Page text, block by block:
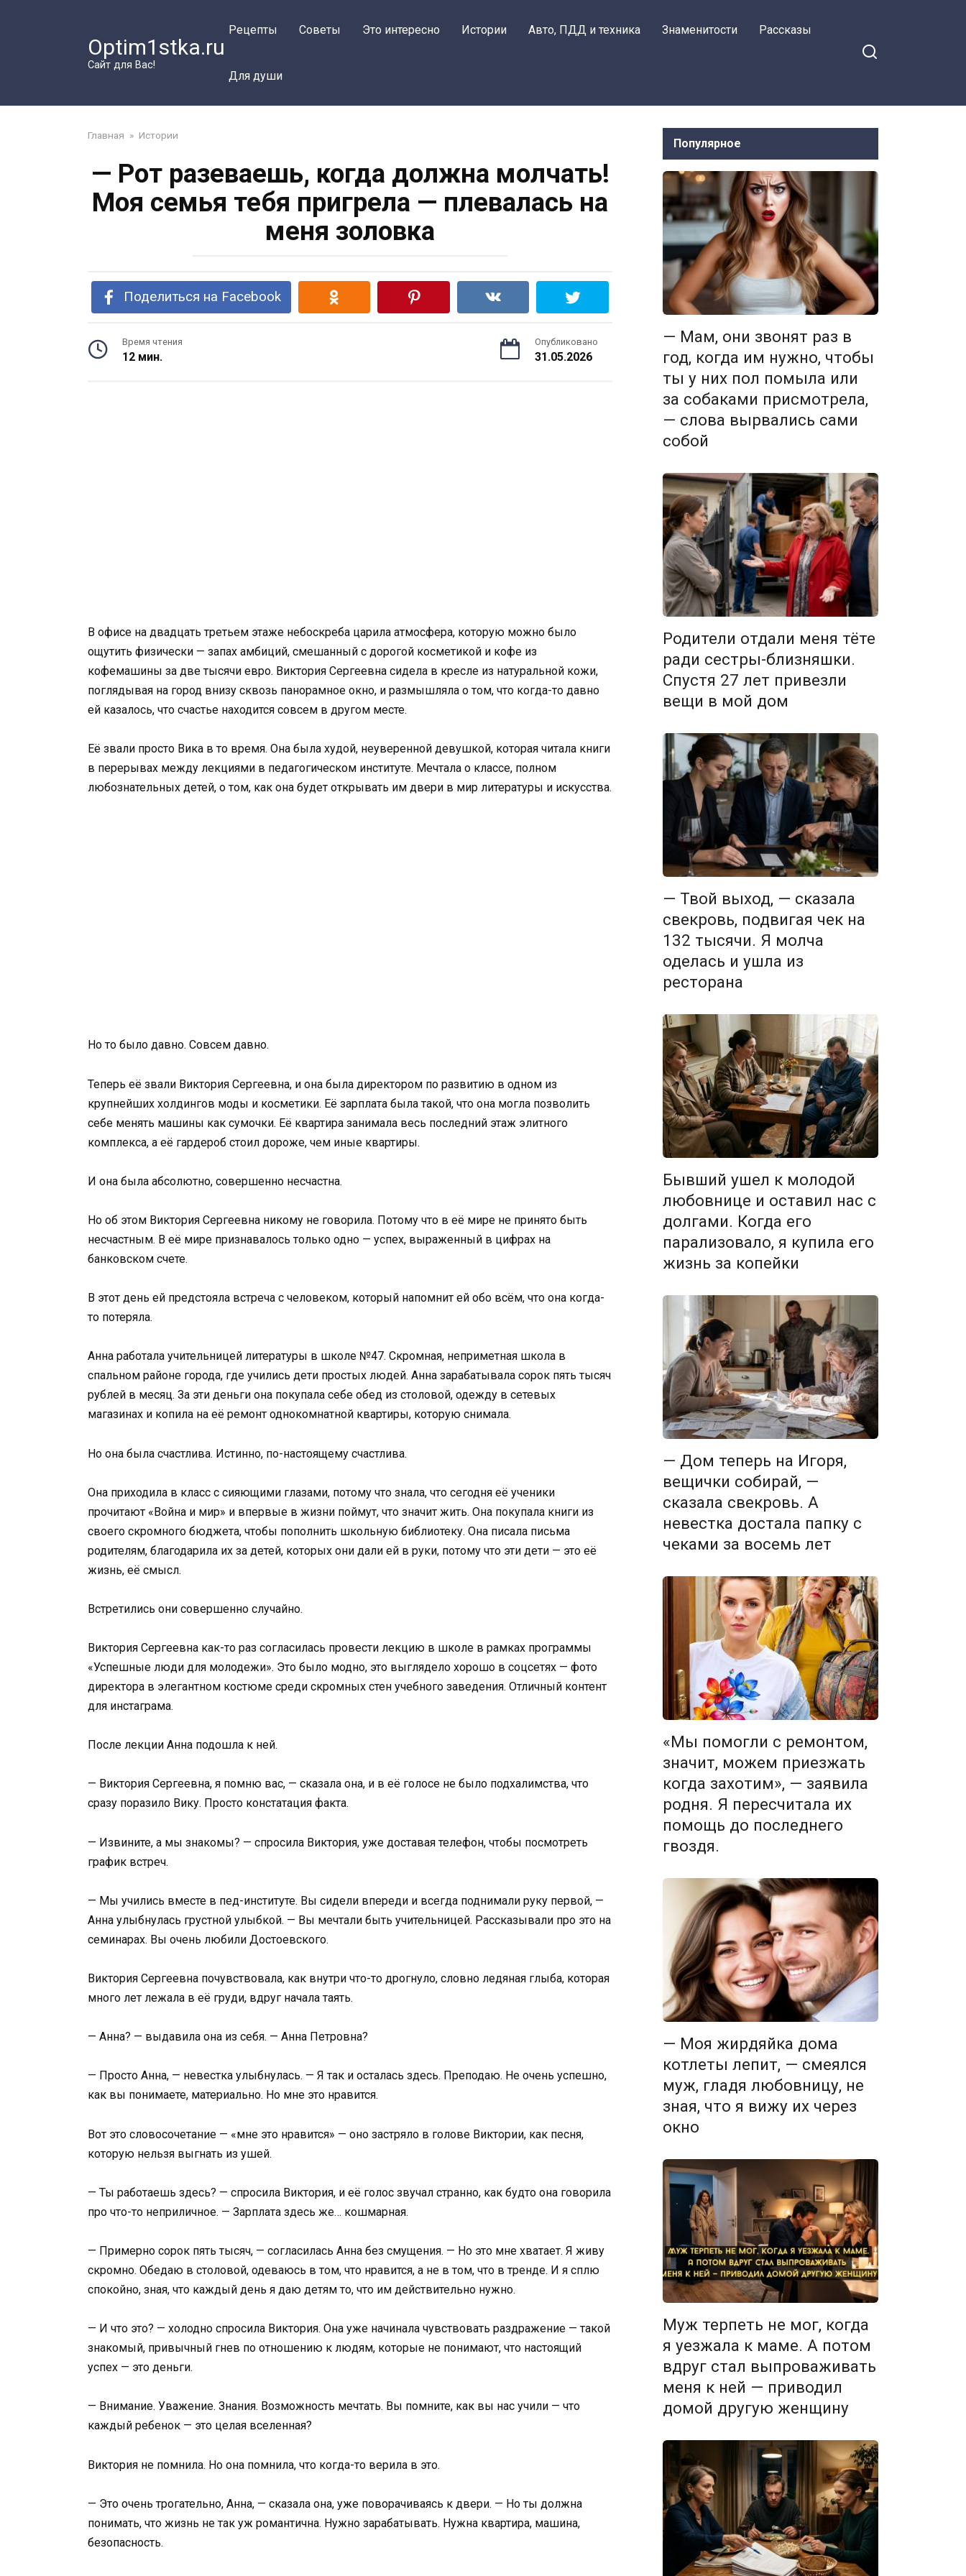
Optim1stka.ru
Сайт для Вас!
Рецепты Советы Это интересно Истории Авто, ПДД и техника Знаменитости Рассказы
Для души
Главная » Истории
— Рот разеваешь, когда должна молчать!
Моя семья тебя пригрела — плевалась на
меня золовка
Поделиться на Facebook
Время чтения
12 мин.
Опубликовано
31.05.2026
В офисе на двадцать третьем этаже небоскреба царила атмосфера, которую можно было
ощутить физически — запах амбиций, смешанный с дорогой косметикой и кофе из
кофемашины за две тысячи евро. Виктория Сергеевна сидела в кресле из натуральной кожи,
поглядывая на город внизу сквозь панорамное окно, и размышляла о том, что когда-то давно
ей казалось, что счастье находится совсем в другом месте.
Её звали просто Вика в то время. Она была худой, неуверенной девушкой, которая читала книги
в перерывах между лекциями в педагогическом институте. Мечтала о классе, полном
любознательных детей, о том, как она будет открывать им двери в мир литературы и искусства.
Но то было давно. Совсем давно.
Теперь её звали Виктория Сергеевна, и она была директором по развитию в одном из
крупнейших холдингов моды и косметики. Её зарплата была такой, что она могла позволить
себе менять машины как сумочки. Её квартира занимала весь последний этаж элитного
комплекса, а её гардероб стоил дороже, чем иные квартиры.
И она была абсолютно, совершенно несчастна.
Но об этом Виктория Сергеевна никому не говорила. Потому что в её мире не принято быть
несчастным. В её мире признавалось только одно — успех, выраженный в цифрах на
банковском счете.
В этот день ей предстояла встреча с человеком, который напомнит ей обо всём, что она когда-
то потеряла.
Анна работала учительницей литературы в школе №47. Скромная, неприметная школа в
спальном районе города, где учились дети простых людей. Анна зарабатывала сорок пять тысяч
рублей в месяц. За эти деньги она покупала себе обед из столовой, одежду в сетевых
магазинах и копила на её ремонт однокомнатной квартиры, которую снимала.
Но она была счастлива. Истинно, по-настоящему счастлива.
Она приходила в класс с сияющими глазами, потому что знала, что сегодня её ученики
прочитают «Война и мир» и впервые в жизни поймут, что значит жить. Она покупала книги из
своего скромного бюджета, чтобы пополнить школьную библиотеку. Она писала письма
родителям, благодарила их за детей, которых они дали ей в руки, потому что эти дети — это её
жизнь, её смысл.
Встретились они совершенно случайно.
Виктория Сергеевна как-то раз согласилась провести лекцию в школе в рамках программы
«Успешные люди для молодежи». Это было модно, это выглядело хорошо в соцсетях — фото
директора в элегантном костюме среди скромных стен учебного заведения. Отличный контент
для инстаграма.
После лекции Анна подошла к ней.
— Виктория Сергеевна, я помню вас, — сказала она, и в её голосе не было подхалимства, что
сразу поразило Вику. Просто констатация факта.
— Извините, а мы знакомы? — спросила Виктория, уже доставая телефон, чтобы посмотреть
график встреч.
— Мы учились вместе в пед-институте. Вы сидели впереди и всегда поднимали руку первой, —
Анна улыбнулась грустной улыбкой. — Вы мечтали быть учительницей. Рассказывали про это на
семинарах. Вы очень любили Достоевского.
Виктория Сергеевна почувствовала, как внутри что-то дрогнуло, словно ледяная глыба, которая
много лет лежала в её груди, вдруг начала таять.
— Анна? — выдавила она из себя. — Анна Петровна?
— Просто Анна, — невестка улыбнулась. — Я так и осталась здесь. Преподаю. Не очень успешно,
как вы понимаете, материально. Но мне это нравится.
Вот это словосочетание — «мне это нравится» — оно застряло в голове Виктории, как песня,
которую нельзя выгнать из ушей.
— Ты работаешь здесь? — спросила Виктория, и её голос звучал странно, как будто она говорила
про что-то неприличное. — Зарплата здесь же… кошмарная.
— Примерно сорок пять тысяч, — согласилась Анна без смущения. — Но это мне хватает. Я живу
скромно. Обедаю в столовой, одеваюсь в том, что нравится, а не в том, что в тренде. И я сплю
спокойно, зная, что каждый день я даю детям то, что им действительно нужно.
— И что это? — холодно спросила Виктория. Она уже начинала чувствовать раздражение — такой
знакомый, привычный гнев по отношению к людям, которые не понимают, что настоящий
успех — это деньги.
— Внимание. Уважение. Знания. Возможность мечтать. Вы помните, как вы нас учили — что
каждый ребенок — это целая вселенная?
Виктория не помнила. Но она помнила, что когда-то верила в это.
— Это очень трогательно, Анна, — сказала она, уже поворачиваясь к двери. — Но ты должна
понимать, что жизнь не так уж романтична. Нужно зарабатывать. Нужна квартира, машина,
безопасность.
Популярное
— Мам, они звонят раз в
год, когда им нужно, чтобы
ты у них пол помыла или
за собаками присмотрела,
— слова вырвались сами
собой
Родители отдали меня тёте
ради сестры-близняшки.
Спустя 27 лет привезли
вещи в мой дом
— Твой выход, — сказала
свекровь, подвигая чек на
132 тысячи. Я молча
оделась и ушла из
ресторана
Бывший ушел к молодой
любовнице и оставил нас с
долгами. Когда его
парализовало, я купила его
жизнь за копейки
— Дом теперь на Игоря,
вещички собирай, —
сказала свекровь. А
невестка достала папку с
чеками за восемь лет
«Мы помогли с ремонтом,
значит, можем приезжать
когда захотим», — заявила
родня. Я пересчитала их
помощь до последнего
гвоздя.
— Моя жирдяйка дома
котлеты лепит, — смеялся
муж, гладя любовницу, не
зная, что я вижу их через
окно
Муж терпеть не мог, когда
я уезжала к маме. А потом
вдруг стал выпроваживать
меня к ней — приводил
домой другую женщину